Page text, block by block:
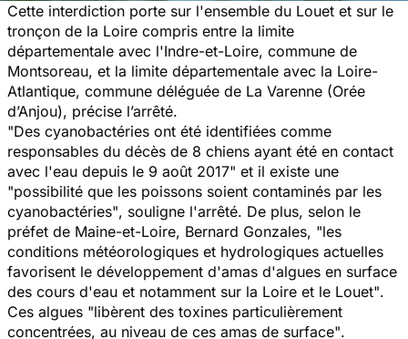
Cette interdiction porte sur l'ensemble du Louet et sur le
tronçon de la Loire compris entre la limite
départementale avec l'Indre-et-Loire, commune de
Montsoreau, et la limite départementale avec la Loire-
Atlantique, commune déléguée de La Varenne (Orée
d’Anjou), précise l’arrêté.
"Des cyanobactéries ont été identifiées comme
responsables du décès de 8 chiens ayant été en contact
avec l'eau depuis le 9 août 2017" et il existe une
"possibilité que les poissons soient contaminés par les
cyanobactéries", souligne l'arrêté. De plus, selon le
préfet de Maine-et-Loire, Bernard Gonzales, "les
conditions météorologiques et hydrologiques actuelles
favorisent le développement d'amas d'algues en surface
des cours d'eau et notamment sur la Loire et le Louet".
Ces algues "libèrent des toxines particulièrement
concentrées, au niveau de ces amas de surface".